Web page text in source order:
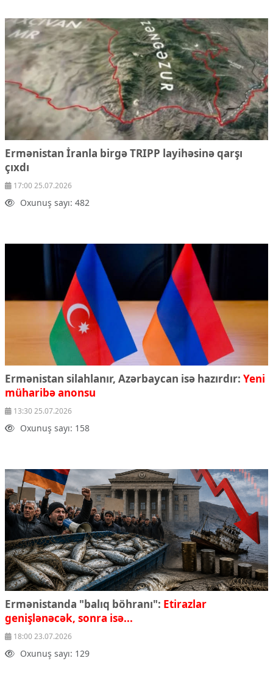
Ermənistan İranla birgə TRIPP layihəsinə qarşı
çıxdı
17:00 25.07.2026
Oxunuş sayı: 482
Ermənistan silahlanır, Azərbaycan isə hazırdır: Yeni
müharibə anonsu
13:30 25.07.2026
Oxunuş sayı: 158
Ermənistanda "balıq böhranı": Etirazlar
genişlənəcək, sonra isə...
18:00 23.07.2026
Oxunuş sayı: 129